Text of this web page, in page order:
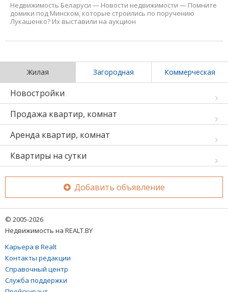
Недвижимость Беларуси — Новости недвижимости — Помните
домики под Минском, которые строились по поручению
Лукашенко? Их выставили на аукцион
Жилая Загородная Коммерческая
Новостройки
Продажа квартир, комнат
Аренда квартир, комнат
Квартиры на сутки
Добавить объявление
© 2005-2026
Недвижимость на REALT.BY
Карьера в Realt
Контакты редакции
Справочный центр
Служба поддержки